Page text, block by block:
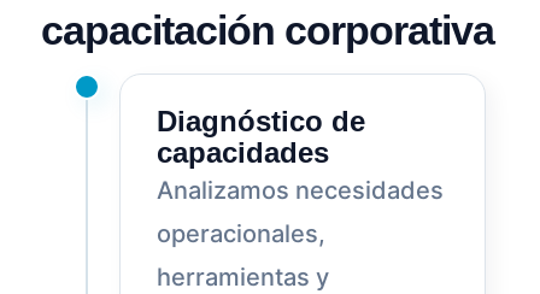
capacitación corporativa
Diagnóstico de
capacidades
Analizamos necesidades
operacionales,
herramientas y